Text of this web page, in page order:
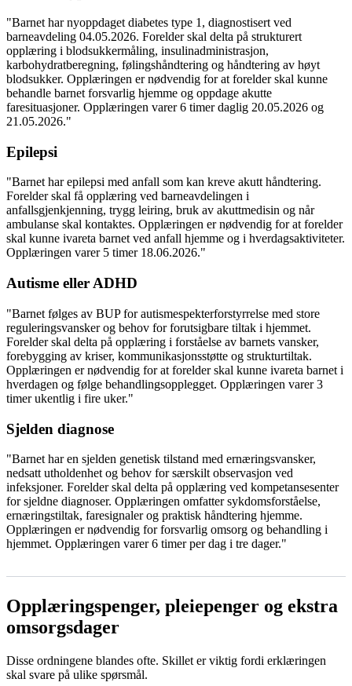
"Barnet har nyoppdaget diabetes type 1, diagnostisert ved
barneavdeling 04.05.2026. Forelder skal delta på strukturert
opplæring i blodsukkermåling, insulinadministrasjon,
karbohydratberegning, følingshåndtering og håndtering av høyt
blodsukker. Opplæringen er nødvendig for at forelder skal kunne
behandle barnet forsvarlig hjemme og oppdage akutte
faresituasjoner. Opplæringen varer 6 timer daglig 20.05.2026 og
21.05.2026."
Epilepsi
"Barnet har epilepsi med anfall som kan kreve akutt håndtering.
Forelder skal få opplæring ved barneavdelingen i
anfallsgjenkjenning, trygg leiring, bruk av akuttmedisin og når
ambulanse skal kontaktes. Opplæringen er nødvendig for at forelder
skal kunne ivareta barnet ved anfall hjemme og i hverdagsaktiviteter.
Opplæringen varer 5 timer 18.06.2026."
Autisme eller ADHD
"Barnet følges av BUP for autismespekterforstyrrelse med store
reguleringsvansker og behov for forutsigbare tiltak i hjemmet.
Forelder skal delta på opplæring i forståelse av barnets vansker,
forebygging av kriser, kommunikasjonsstøtte og strukturtiltak.
Opplæringen er nødvendig for at forelder skal kunne ivareta barnet i
hverdagen og følge behandlingsopplegget. Opplæringen varer 3
timer ukentlig i fire uker."
Sjelden diagnose
"Barnet har en sjelden genetisk tilstand med ernæringsvansker,
nedsatt utholdenhet og behov for særskilt observasjon ved
infeksjoner. Forelder skal delta på opplæring ved kompetansesenter
for sjeldne diagnoser. Opplæringen omfatter sykdomsforståelse,
ernæringstiltak, faresignaler og praktisk håndtering hjemme.
Opplæringen er nødvendig for forsvarlig omsorg og behandling i
hjemmet. Opplæringen varer 6 timer per dag i tre dager."
Opplæringspenger, pleiepenger og ekstra
omsorgsdager
Disse ordningene blandes ofte. Skillet er viktig fordi erklæringen
skal svare på ulike spørsmål.